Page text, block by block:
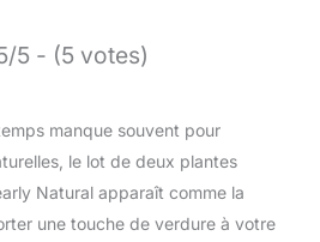
5 - (5 votes)
manque souvent pour
le lot de deux plantes
Natural apparaît comme la
une touche de verdure à votre